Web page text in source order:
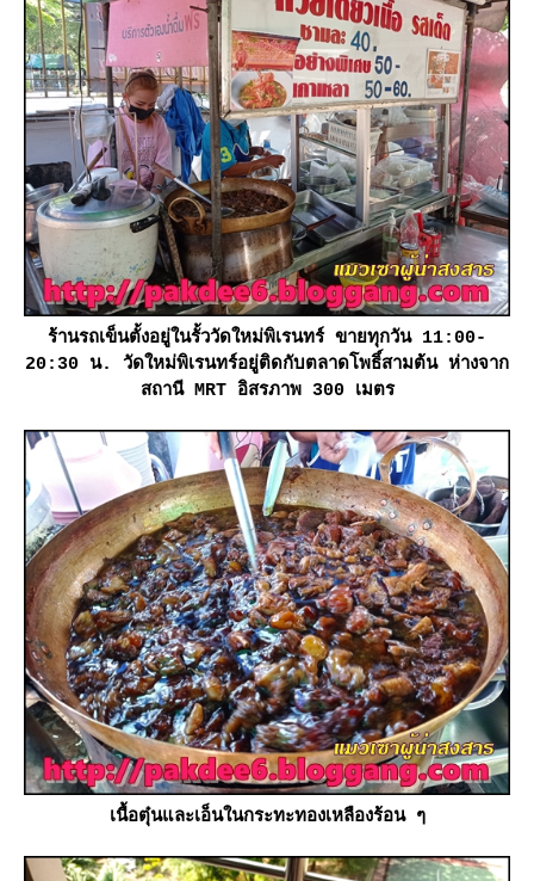
ร้านรถเข็นตั้งอยู่ในรั้ววัดใหม่พิเรนทร์ ขายทุกวัน 11:00-
20:30 น. วัดใหม่พิเรนทร์อยู่ติดกับตลาดโพธิ์สามต้น ห่างจาก
สถานี MRT อิสรภาพ 300 เมตร
เนื้อตุ๋นและเอ็นในกระทะทองเหลืองร้อน ๆ